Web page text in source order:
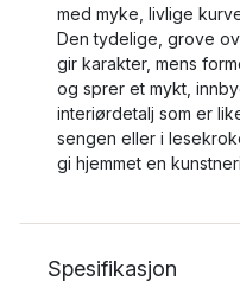
med myke, livlige
Den tydelige, grove
gir karakter, mens
og sprer et mykt,
interiørdetalj som er
sengen eller i
gi hjemmet en
Spesifikasjon